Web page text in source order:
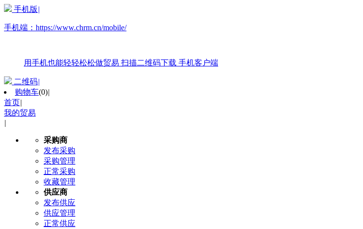
手机版 |
手机端： https://www.chrm.cn/mobile/
用手机也能轻轻松松做贸易 扫描二维码下载 手机客户端
二维码|
购物车(0)|
首页|
我的贸易
|
采购商
发布采购
采购管理
正常采购
收藏管理
供应商
发布供应
供应管理
正常供应